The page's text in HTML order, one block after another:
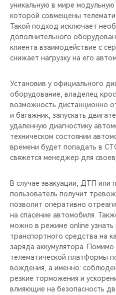
CHERY И СПОРТ
НАШИ МЕРОПРИЯТИЯ
ВИДЕООБЗОРЫ
CHERY ДЛЯ ДЕТЕЙ
уникальную в мире
которой совмещены
Такой подход исключает
дополнительного
клиента взаимодействие с
снижает нагрузку на его
Установив у официального
оборудование, владелец
возможность дистанционно
и багажник, запускать
удаленную диагностику
техническом состоянии
времени будет попадать в
свяжется менеджер для
В случае эвакуации, ДТП или
пользователь получит
позволит оперативно
на спасение автомобиля.
можно в режиме online
транспортного средства на
заряда аккумулятора.
телематической платформы
вождения, а именно:
резкие торможения и
влияющие на безопасность